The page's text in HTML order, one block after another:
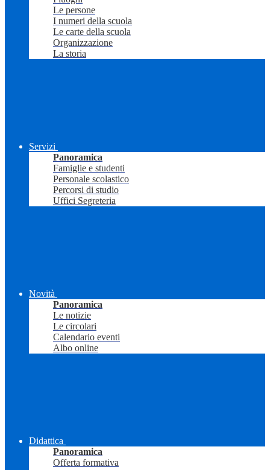
Le persone
I numeri della scuola
Le carte della scuola
Organizzazione
La storia
Servizi
Panoramica
Famiglie e studenti
Personale scolastico
Percorsi di studio
Uffici Segreteria
Novità
Panoramica
Le notizie
Le circolari
Calendario eventi
Albo online
Didattica
Panoramica
Offerta formativa